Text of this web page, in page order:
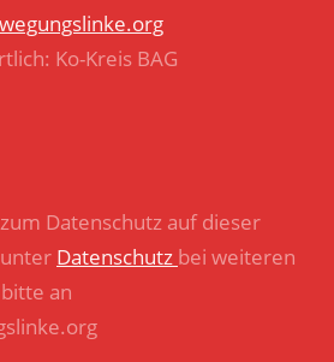
Ko-Kreis BAG
Datenschutz auf dieser
Datenschutz bei weiteren
an